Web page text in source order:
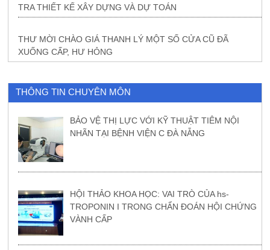
TRA THIẾT KẾ XÂY DỰNG VÀ DỰ TOÁN
THƯ MỜI CHÀO GIÁ THANH LÝ MỘT SỐ CỬA CŨ ĐÃ
XUỐNG CẤP, HƯ HỎNG
THÔNG TIN CHUYÊN MÔN
BẢO VỆ THỊ LỰC VỚI KỸ THUẬT TIÊM NỘI
NHÃN TẠI BỆNH VIỆN C ĐÀ NẴNG
HỘI THẢO KHOA HỌC: VAI TRÒ CỦA hs-
TROPONIN I TRONG CHẨN ĐOÁN HỘI CHỨNG
VÀNH CẤP